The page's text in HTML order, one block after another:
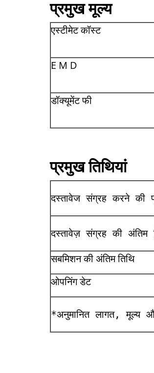
प्रमुख मूल्य
एस्टीमेट कॉस्ट
E M D
डॉक्यूमेंट फी
प्रमुख तिथियां
दस्तावेज संग्रह करने की
दस्तावेज़ संग्रह की अंतिम
सबमिशन की अंतिम तिथि
ओपनिंग डेट
*अनुमानित लागत, मूल्य